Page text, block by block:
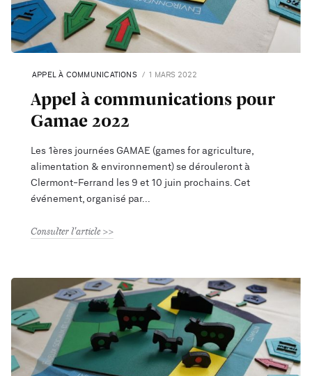
APPEL À COMMUNICATIONS 1 MARS 2022
Appel à communications pour
Gamae 2022
Les 1ères journées GAMAE (games for agriculture,
alimentation & environnement) se dérouleront à
Clermont-Ferrand les 9 et 10 juin prochains. Cet
événement, organisé par
Consulter l'article